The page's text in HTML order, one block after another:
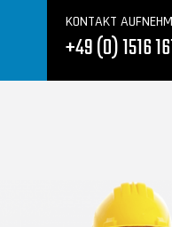
KONTAKT
+49 (0) 1516